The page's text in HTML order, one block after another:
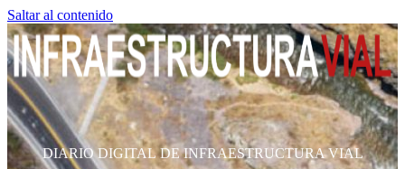
Saltar al contenido
DIARIO DIGITAL DE INFRAESTRUCTURA VIAL